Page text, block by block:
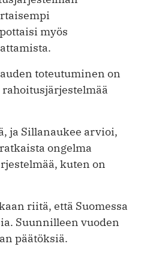
myös
toteutuminen on
ja Sillanaukee arvioi,
ongelma
kuten on
riitä, että Suomessa
Suunnilleen vuoden
päätöksiä.